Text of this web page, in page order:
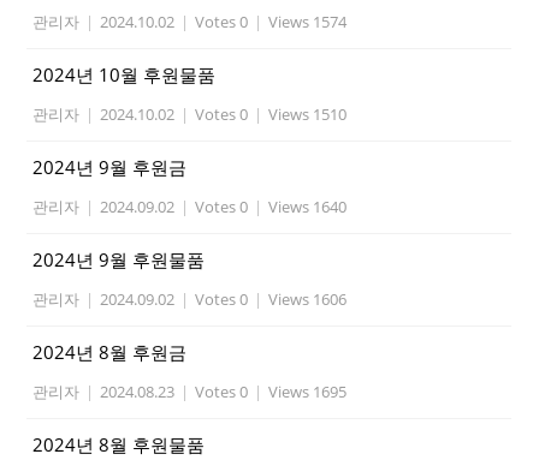
관리자 | 2024.10.02 | Votes 0 | Views 1574
2024년 10월 후원물품
관리자 | 2024.10.02 | Votes 0 | Views 1510
2024년 9월 후원금
관리자 | 2024.09.02 | Votes 0 | Views 1640
2024년 9월 후원물품
관리자 | 2024.09.02 | Votes 0 | Views 1606
2024년 8월 후원금
관리자 | 2024.08.23 | Votes 0 | Views 1695
2024년 8월 후원물품